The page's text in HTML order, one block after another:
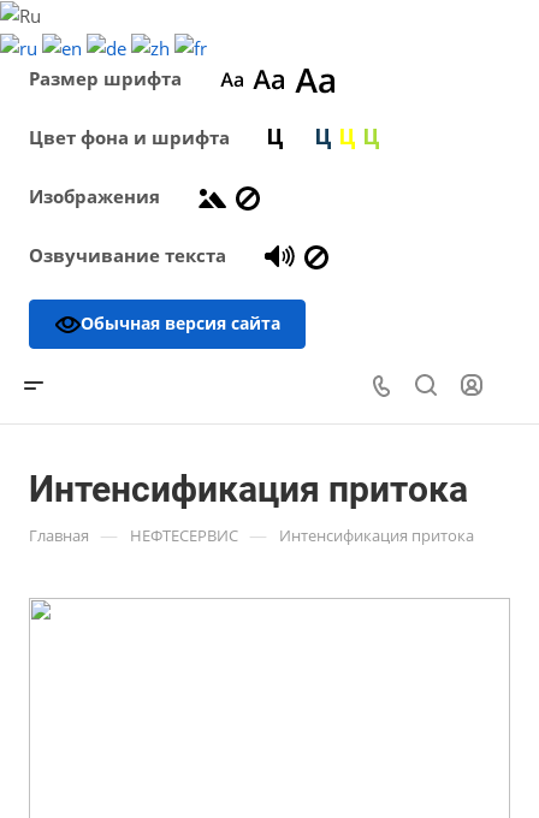
Размер шрифта
Цвет фона и шрифта
Изображения
Озвучивание текста
Обычная версия сайта
Интенсификация притока
Главная — НЕФТЕСЕРВИС — Интенсификация притока